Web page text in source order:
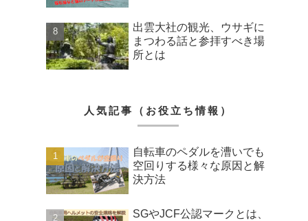
出雲大社の観光、ウサギに
まつわる話と参拝すべき場
所とは
人気記事（お役立ち情報）
自転車のペダルを漕いでも
空回りする様々な原因と解
決方法
SGやJCF公認マークとは、